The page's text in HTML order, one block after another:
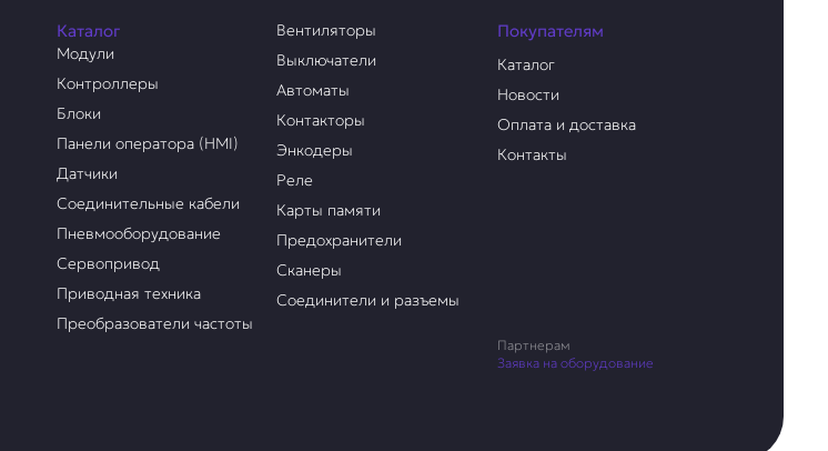
Каталог
Модули
Контроллеры
Блоки
Панели оператора (HMI)
Датчики
Соединительные кабели
Пневмооборудование
Сервопривод
Приводная техника
Преобразователи частоты
Вентиляторы
Выключатели
Автоматы
Контакторы
Энкодеры
Реле
Карты памяти
Предохранители
Сканеры
Соединители и разъемы
Покупателям
Каталог
Новости
Оплата и доставка
Контакты
Партнерам
Заявка на оборудование